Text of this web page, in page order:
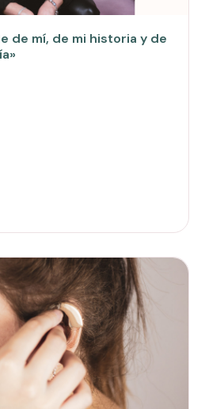
de mí, de mi historia y de